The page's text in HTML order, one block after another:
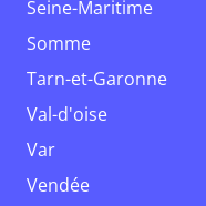
Seine-Maritime
Somme
Tarn-et-Garonne
Val-d'oise
Var
Vendée